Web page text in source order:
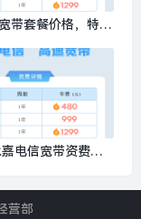
带套餐价格，特惠
电信宽带资费多
营部